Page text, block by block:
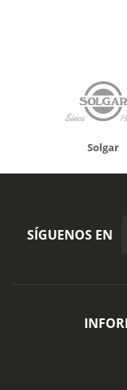
Solgar
SÍGUENOS EN